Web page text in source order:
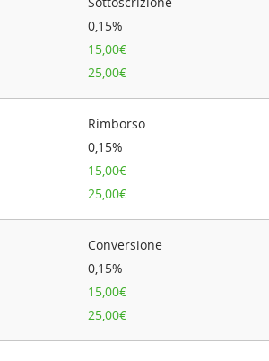
0,15%
15,00€
25,00€
Rimborso
0,15%
15,00€
25,00€
Conversione
0,15%
15,00€
25,00€